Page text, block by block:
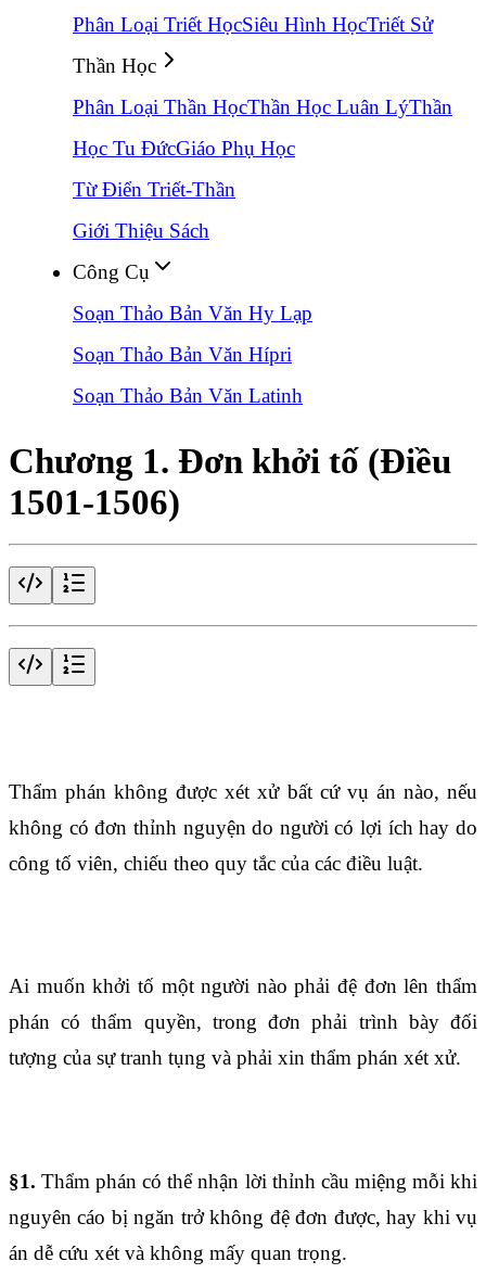
Phân Loại Triết HọcSiêu Hình HọcTriết Sử
Thần Học
Phân Loại Thần HọcThần Học Luân LýThần
Học Tu ĐứcGiáo Phụ Học
Từ Điển Triết-Thần
Giới Thiệu Sách
Công Cụ
Soạn Thảo Bản Văn Hy Lạp
Soạn Thảo Bản Văn Hípri
Soạn Thảo Bản Văn Latinh
Chương 1. Đơn khởi tố (Điều
1501-1506)
Thẩm phán không được xét xử bất cứ vụ án nào, nếu
không có đơn thỉnh nguyện do người có lợi ích hay do
công tố viên, chiếu theo quy tắc của các điều luật.
Ai muốn khởi tố một người nào phải đệ đơn lên thẩm
phán có thẩm quyền, trong đơn phải trình bày đối
tượng của sự tranh tụng và phải xin thẩm phán xét xử.
§1. Thẩm phán có thể nhận lời thỉnh cầu miệng mỗi khi
nguyên cáo bị ngăn trở không đệ đơn được, hay khi vụ
án dễ cứu xét và không mấy quan trọng.